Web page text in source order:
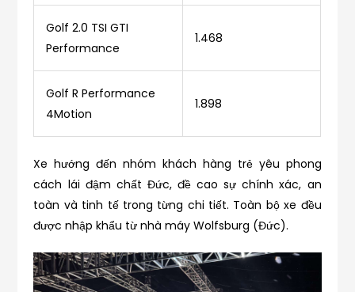
Golf 2.0 TSI GTI
Performance
1.468
Golf R Performance
4Motion
1.898
Xe hướng đến nhóm khách hàng trẻ yêu phong
cách lái đậm chất Đức, đề cao sự chính xác, an
toàn và tinh tế trong từng chi tiết. Toàn bộ xe đều
được nhập khẩu từ nhà máy Wolfsburg (Đức).